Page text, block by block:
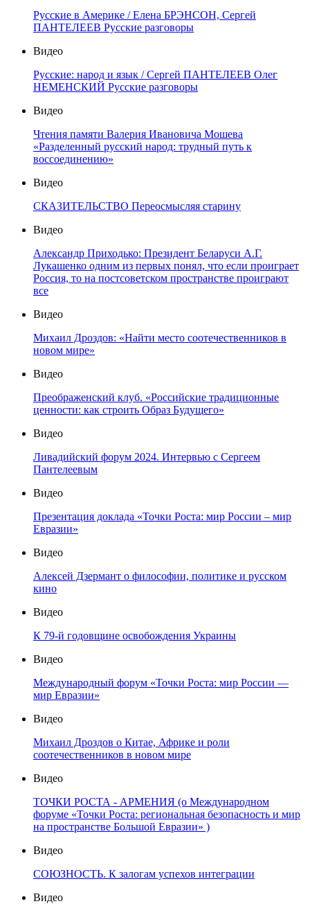
Русские в Америке / Елена БРЭНСОН, Сергей
ПАНТЕЛЕЕВ Русские разговоры
Видео
Русские: народ и язык / Сергей ПАНТЕЛЕЕВ Олег
НЕМЕНСКИЙ Русские разговоры
Видео
Чтения памяти Валерия Ивановича Мошева
«Разделенный русский народ: трудный путь к
воссоединению»
Видео
СКАЗИТЕЛЬСТВО Переосмысляя старину
Видео
Александр Приходько: Президент Беларуси А.Г.
Лукашенко одним из первых понял, что если проиграет
Россия, то на постсоветском пространстве проиграют
все
Видео
Михаил Дроздов: «Найти место соотечественников в
новом мире»
Видео
Преображенский клуб. «Российские традиционные
ценности: как строить Образ Будущего»
Видео
Ливадийский форум 2024. Интервью с Сергеем
Пантелеевым
Видео
Презентация доклада «Точки Роста: мир России – мир
Евразии»
Видео
Алексей Дзермант о философии, политике и русском
кино
Видео
К 79-й годовщине освобождения Украины
Видео
Международный форум «Точки Роста: мир России —
мир Евразии»
Видео
Михаил Дроздов о Китае, Африке и роли
соотечественников в новом мире
Видео
ТОЧКИ РОСТА - АРМЕНИЯ (о Международном
форуме «Точки Роста: региональная безопасность и мир
на пространстве Большой Евразии» )
Видео
СОЮЗНОСТЬ. К залогам успехов интеграции
Видео